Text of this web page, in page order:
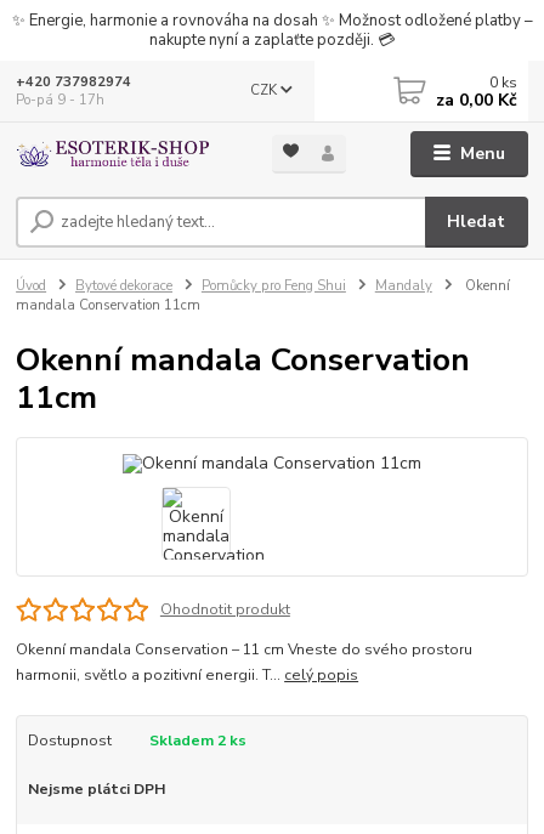
✨ Energie, harmonie a rovnováha na dosah ✨ Možnost odložené platby –
nakupte nyní a zaplaťte později. 💳
Menu
CZK
Hledat
+420 737982974
Po-pá 9 - 17h
0 ks
za 0,00 Kč
Úvod Bytové dekorace Pomůcky pro Feng Shui Mandaly
Okenní
mandala Conservation 11cm
Okenní mandala Conservation
11cm
Ohodnotit produkt
Okenní mandala Conservation – 11 cm Vneste do svého prostoru
harmonii, světlo a pozitivní energii. T... celý popis
Dostupnost Skladem 2 ks
Nejsme plátci DPH